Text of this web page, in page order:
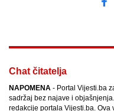
Chat čitatelja
NAPOMENA - Portal Vijesti.ba
sadržaj bez najave i
redakcije portala Vijesti.ba. Ova